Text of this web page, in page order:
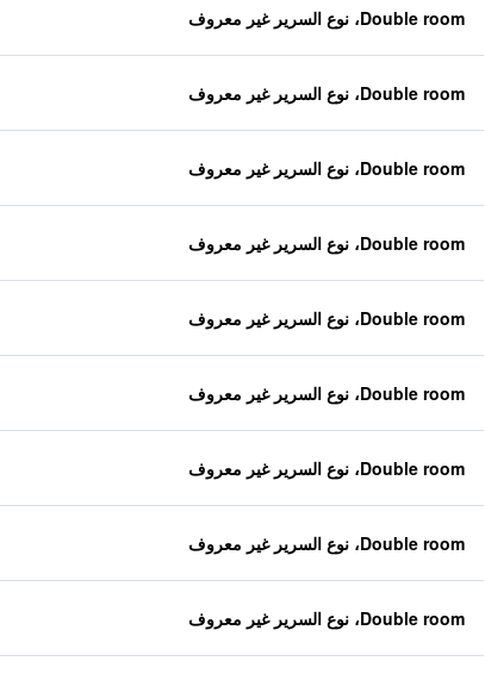
Double room، نوع السرير غير معروف
Double room، نوع السرير غير معروف
Double room، نوع السرير غير معروف
Double room، نوع السرير غير معروف
Double room، نوع السرير غير معروف
Double room، نوع السرير غير معروف
Double room، نوع السرير غير معروف
Double room، نوع السرير غير معروف
Double room، نوع السرير غير معروف